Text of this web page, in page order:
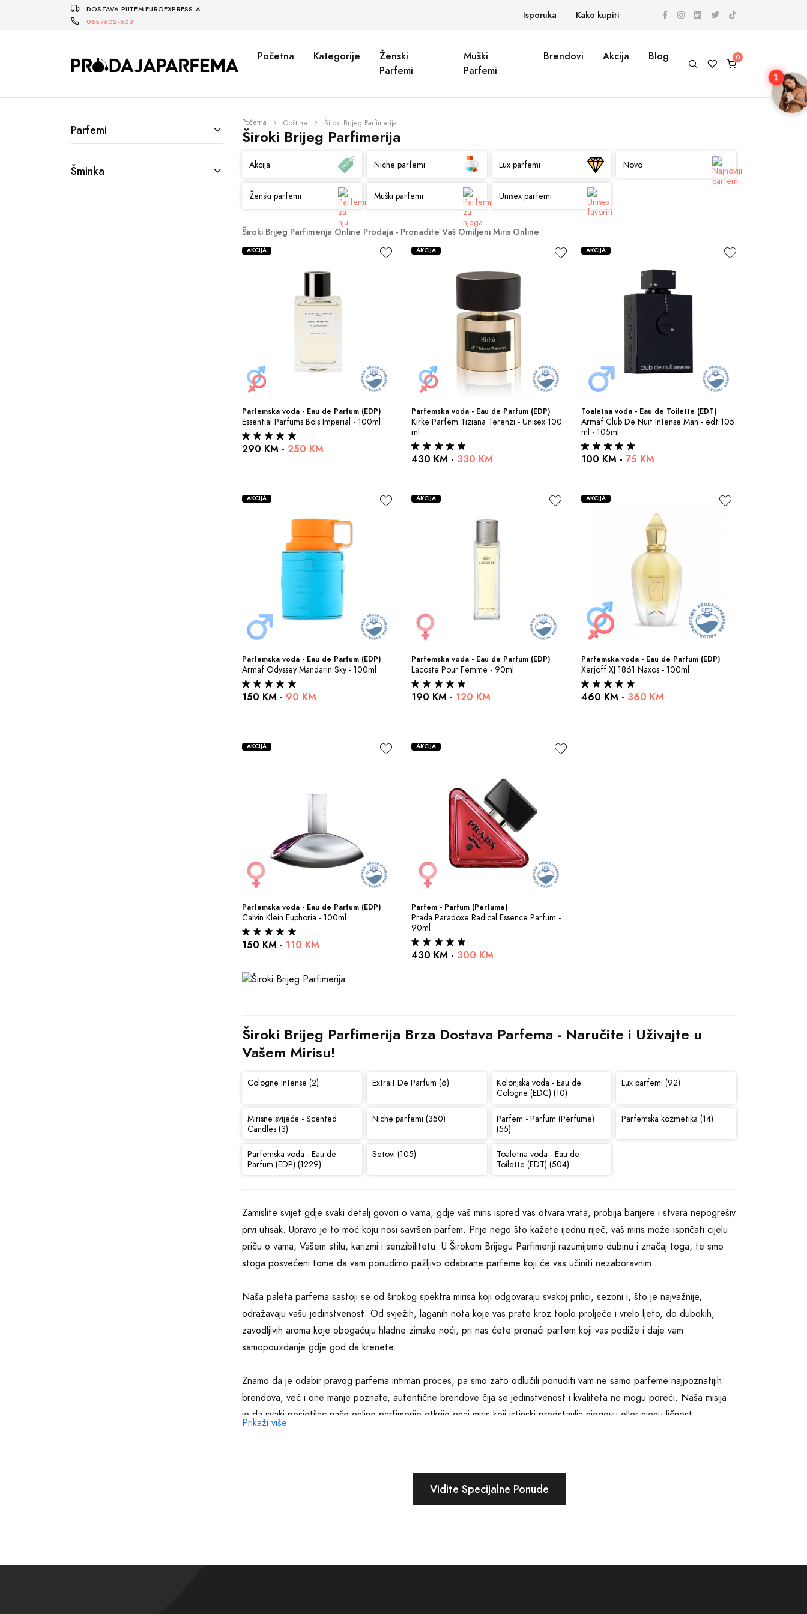
DOSTAVA PUTEM EUROEXPRESS-A
065/602-603
Isporuka Kako kupiti
Početna Kategorije
Ženski
Parfemi
Muški
Parfemi
Brendovi Akcija Blog
Parfemi
Šminka
Početna Opštine Široki Brijeg Parfimerija
Široki Brijeg Parfimerija
Akcija Niche parfemi Lux parfemi Novo
Ženski parfemi Muški parfemi Unisex parfemi
Široki Brijeg Parfimerija Online Prodaja - Pronađite Vaš Omiljeni Miris Online
Parfemska voda - Eau de Parfum (EDP)
Essential Parfums Bois Imperial - 100ml
290 KM - 250 KM
AKCIJA
Parfemska voda - Eau de Parfum (EDP)
Kirke Parfem Tiziana Terenzi - Unisex 100
ml
430 KM- 330 KM
AKCIJA
Toaletna voda - Eau de Toilette (EDT)
Armaf Club De Nuit Intense Man - edt 105
ml - 105ml
100 KM- 75 KM
AKCIJA
Parfemska voda - Eau de Parfum (EDP)
Armaf Odyssey Mandarin Sky - 100ml
150 KM - 90 KM
AKCIJA
Parfemska voda - Eau de Parfum (EDP)
Lacoste Pour Femme - 90ml
190 KM- 120 KM
AKCIJA
Parfemska voda - Eau de Parfum (EDP)
Xerjoff XJ 1861 Naxos - 100ml
460 KM- 360 KM
AKCIJA
Parfemska voda - Eau de Parfum (EDP)
Calvin Klein Euphoria - 100ml
150 KM - 110 KM
AKCIJA
Parfem - Parfum (Perfume)
Prada Paradoxe Radical Essence Parfum -
90ml
430 KM- 300 KM
AKCIJA
Široki Brijeg Parfimerija Brza Dostava Parfema - Naručite i Uživajte u
Vašem Mirisu!
Cologne Intense (2) Extrait De Parfum (6)
Kolonjska voda - Eau de
Cologne (EDC) (10)
Lux parfemi (92)
Mirisne svijeće - Scented
Candles (3)
Niche parfemi (350)
Parfem - Parfum (Perfume)
(55)
Parfemska kozmetika (14)
Parfemska voda - Eau de
Parfum (EDP) (1229)
Setovi (105)
Toaletna voda - Eau de
Toilette (EDT) (504)
Zamislite svijet gdje svaki detalj govori o vama, gdje vaš miris ispred vas otvara vrata, probija barijere i stvara nepogrešiv
prvi utisak. Upravo je to moć koju nosi savršen parfem. Prije nego što kažete ijednu riječ, vaš miris može ispričati cijelu
priču o vama, Vašem stilu, karizmi i senzibilitetu. U Širokom Brijegu Parfimeriji razumijemo dubinu i značaj toga, te smo
stoga posvećeni tome da vam ponudimo pažljivo odabrane parfeme koji će vas učiniti nezaboravnim.
Naša paleta parfema sastoji se od širokog spektra mirisa koji odgovaraju svakoj prilici, sezoni i, što je najvažnije,
odražavaju vašu jedinstvenost. Od svježih, laganih nota koje vas prate kroz toplo proljeće i vrelo ljeto, do dubokih,
zavodljivih aroma koje obogaćuju hladne zimske noći, pri nas ćete pronaći parfem koji vas podiže i daje vam
samopouzdanje gdje god da krenete.
Znamo da je odabir pravog parfema intiman proces, pa smo zato odlučili ponuditi vam ne samo parfeme najpoznatijih
brendova, već i one manje poznate, autentične brendove čija se jedinstvenost i kvaliteta ne mogu poreći. Naša misija
je da svaki posjetilac naše online parfimerije otkrije onaj miris koji istinski predstavlja njegovu eller njenu ličnost.
potrebe budu zadovoljene brzo, efikasno i s lakoćom, uz garanciju autentičnosti svakog proizvoda.
sebe.
Prikaži više
Vidite Specijalne Ponude
1